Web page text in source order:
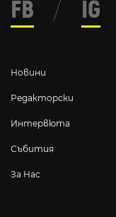
Новини
Редакторски
Интервюта
Събития
За Нас
FB / IG